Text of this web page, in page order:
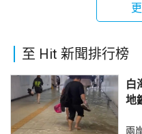
至 Hit 新聞排行榜
白
地
兩